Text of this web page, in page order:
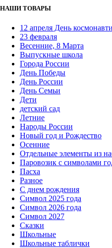
НАШИ ТОВАРЫ
12 апреля День
23 февраля
Весенние, 8 Марта
Выпускные школа
Города России
День Победы
День России
День Семьи
Дети
детский сад
Летние
Народы России
Новый год и Рождество
Осенние
Отдельные элементы из
Паровозик с символами
Пасха
Разное
С днем рождения
Символ 2025 года
Символ 2026 года
Символ 2027
Сказки
Школьные
Школьные таблички